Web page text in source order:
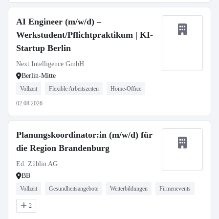
AI Engineer (m/w/d) –
Werkstudent/Pflichtpraktikum | KI-
Startup Berlin
Next Intelligence GmbH
Berlin-Mitte
Vollzeit Flexible Arbeitszeiten Home-Office
02.08.2026
Planungskoordinator:in (m/w/d) für
die Region Brandenburg
Ed. Züblin AG
BB
Vollzeit Gesundheitsangebote Weiterbildungen Firmenevents
2